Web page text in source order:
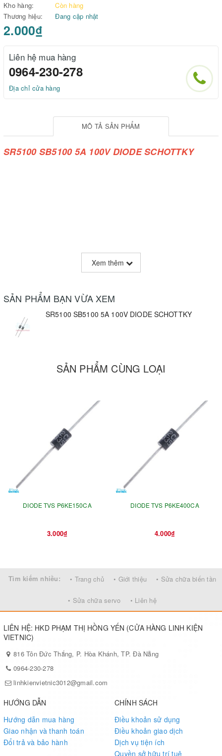
Kho hàng:
Còn hàng
Thương hiệu:
Đang cập nhật
2.000₫
Liên hệ mua hàng
0964-230-278
Địa chỉ cửa hàng
MÔ TẢ SẢN PHẨM
SR5100 SB5100 5A 100V DIODE SCHOTTKY
Xem thêm
SẢN PHẨM BẠN VỪA XEM
SR5100 SB5100 5A 100V DIODE SCHOTTKY
SẢN PHẨM CÙNG LOẠI
DIODE TVS P6KE150CA
3.000₫
DIODE TVS P6KE400CA
4.000₫
Tìm kiếm nhiều: • Trang chủ • Giới thiệu • Sửa chữa biến tần
• Sửa chữa servo • Liên hệ
LIÊN HỆ: HKD PHẠM THỊ HỒNG YẾN (CỬA HÀNG LINH KIỆN
VIETNIC)
816 Tôn Đức Thắng, P. Hòa Khánh, TP. Đà Nẵng
0964-230-278
linhkienvietnic3012@gmail.com
HƯỚNG DẪN
Hướng dẫn mua hàng
Giao nhận và thanh toán
Đổi trả và bảo hành
CHÍNH SÁCH
Điều khoản sử dụng
Điều khoản giao dịch
Dịch vụ tiện ích
Quyền sở hữu trí tuệ